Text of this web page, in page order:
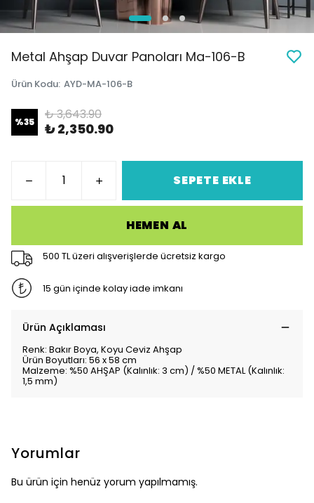
Metal Ahşap Duvar Panoları Ma-106-B
Ürün Kodu: AYD-MA-106-B
%35 ₺ 3,643.90
₺ 2,350.90
SEPETE EKLE
HEMEN AL
500 TL üzeri alışverişlerde ücretsiz kargo
15 gün içinde kolay iade imkanı
Ürün Açıklaması
Renk: Bakır Boya, Koyu Ceviz Ahşap
Ürün Boyutları: 56 x 58 cm
Malzeme: %50 AHŞAP (Kalınlık: 3 cm) / %50 METAL (Kalınlık:
1,5 mm)
Yorumlar
Bu ürün için henüz yorum yapılmamış.